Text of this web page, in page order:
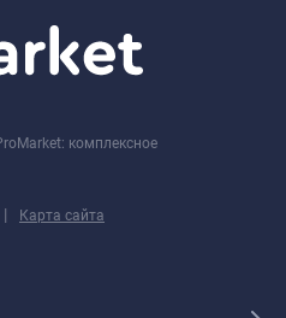
комплексное
| Карта сайта